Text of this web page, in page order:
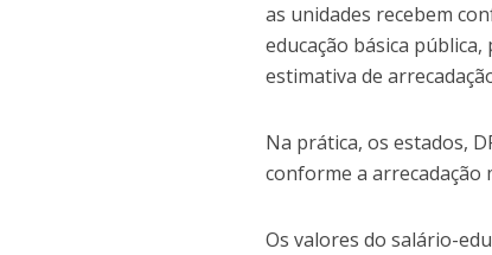
as unidades recebem
educação básica
estimativa de
Na prática, os estados,
conforme a arrecadação
Os valores do salário-